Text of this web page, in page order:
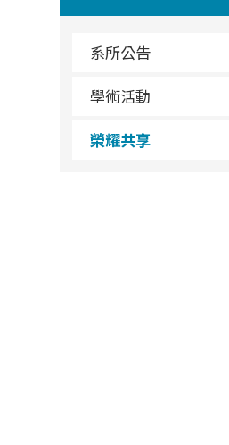
系所公告
學術活動
榮耀共享